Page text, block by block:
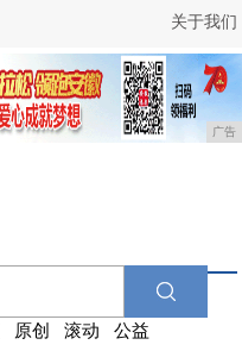
关于我们
广告
原创 滚动
公益